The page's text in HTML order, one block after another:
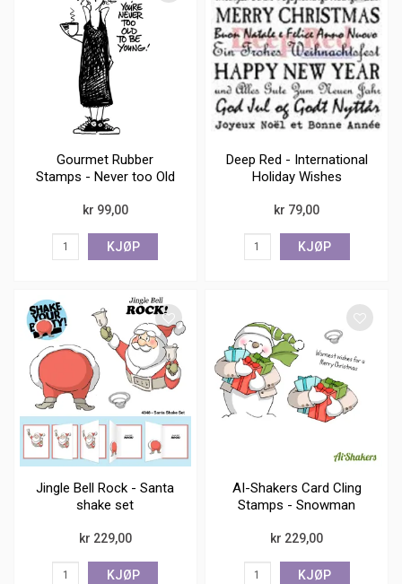
Gourmet Rubber
Stamps - Never too Old
kr 99,00
KJØP
Deep Red - International
Holiday Wishes
kr 79,00
KJØP
Jingle Bell Rock - Santa
shake set
kr 229,00
KJØP
AI-Shakers Card Cling
Stamps - Snowman
kr 229,00
KJØP